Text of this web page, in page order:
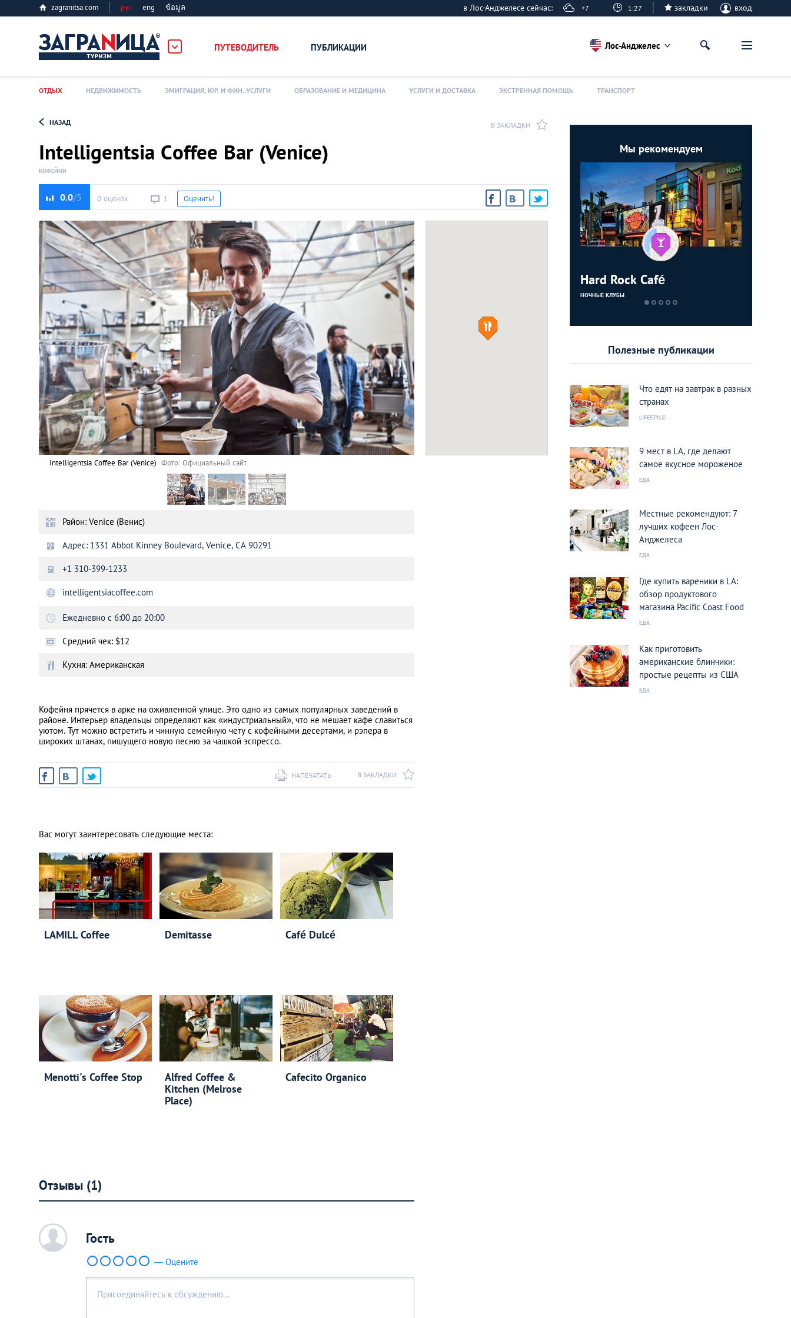
zagranitsa.com рус eng ข้อมูล в Лос-Анджелесе сейчас: +7 1:27 закладки вход
ПУТЕВОДИТЕЛЬ ПУБЛИКАЦИИ
Алматы
Астана
Афины
Киев
Лондон
Лос-Анджелес
Москва
Париж
Пхукет
Loading...
Лос-Анджелес
ОТДЫХ НЕДВИЖИМОСТЬ ЭМИГРАЦИЯ, ЮР. И ФИН. УСЛУГИ ОБРАЗОВАНИЕ И МЕДИЦИНА УСЛУГИ И ДОСТАВКА ЭКСТРЕННАЯ ПОМОЩЬ ТРАНСПОРТ
НАЗАД В ЗАКЛАДКИ
Intelligentsia Сoffee Bar (Venice)
КОФЕЙНИ
0.0 0 оценок 1 Оценить!
Intelligentsia Сoffee Bar (Venice) Фото: Официальный сайт Фото: google.maps
Район: Venice (Венис)
Адрес: 1331 Abbot Kinney Boulevard, Venice, CA 90291
+1 310-399-1233
intelligentsiacoffee.com
Ежедневно с 6:00 до 20:00
Средний чек: $12
Кухня: Американская
Кофейня прячется в арке на оживленной улице. Это одно из самых популярных заведений в
районе. Интерьер владельцы определяют как «индустриальный», что не мешает кафе славиться
уютом. Тут можно встретить и чинную семейную чету с кофейными десертами, и рэпера в
широких штанах, пишущего новую песню за чашкой эспрессо.
В ЗАКЛАДКИ
НАПЕЧАТАТЬ
Вас могут заинтересовать следующие места:
LAMILL Coffee Demitasse Café Dulcé
Menotti's Coffee Stop
Alfred Coffee &
Kitchen (Melrose
Place)
Cafecito Organico
Мы рекомендуем
Hard Rock Café
НОЧНЫЕ КЛУБЫ
Полезные публикации
Что едят на завтрак в разных
странах
LIFESTYLE
9 мест в LA, где делают
самое вкусное мороженое
ЕДА
Местные рекомендуют: 7
лучших кофеен Лос-
Анджелеса
ЕДА
Где купить вареники в LA:
обзор продуктового
магазина Pacific Coast Food
ЕДА
Как приготовить
американские блинчики:
простые рецепты из США
ЕДА
Отзывы (1)
c Гость
— Оцените